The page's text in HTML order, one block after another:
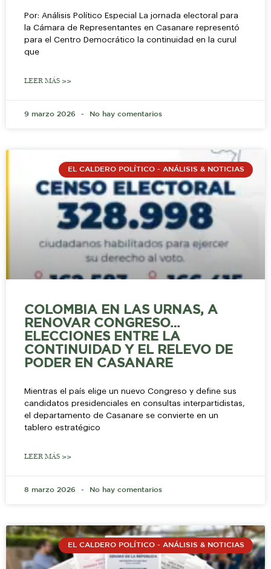
Por: Análisis Político Especial La jornada electoral para
la Cámara de Representantes en Casanare representó
para el Centro Democrático la continuidad en la curul
que
LEER MÁS >>
9 marzo 2026 No hay comentarios
EL CALDERO POLÍTICO - ANÁLISIS & NOTICIAS
COLOMBIA EN LAS URNAS, A
RENOVAR CONGRESO…
ELECCIONES ENTRE LA
CONTINUIDAD Y EL RELEVO DE
PODER EN CASANARE
Mientras el país elige un nuevo Congreso y define sus
candidatos presidenciales en consultas interpartidistas,
el departamento de Casanare se convierte en un
tablero estratégico
LEER MÁS >>
8 marzo 2026 No hay comentarios
EL CALDERO POLÍTICO - ANÁLISIS & NOTICIAS